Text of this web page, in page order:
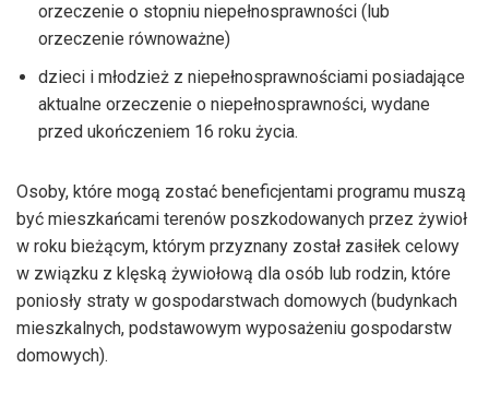
orzeczenie o stopniu niepełnosprawności (lub
orzeczenie równoważne)
dzieci i młodzież z niepełnosprawnościami posiadające
aktualne orzeczenie o niepełnosprawności, wydane
przed ukończeniem 16 roku życia.
Osoby, które mogą zostać beneficjentami programu muszą
być mieszkańcami terenów poszkodowanych przez żywioł
w roku bieżącym, którym przyznany został zasiłek celowy
w związku z klęską żywiołową dla osób lub rodzin, które
poniosły straty w gospodarstwach domowych (budynkach
mieszkalnych, podstawowym wyposażeniu gospodarstw
domowych).